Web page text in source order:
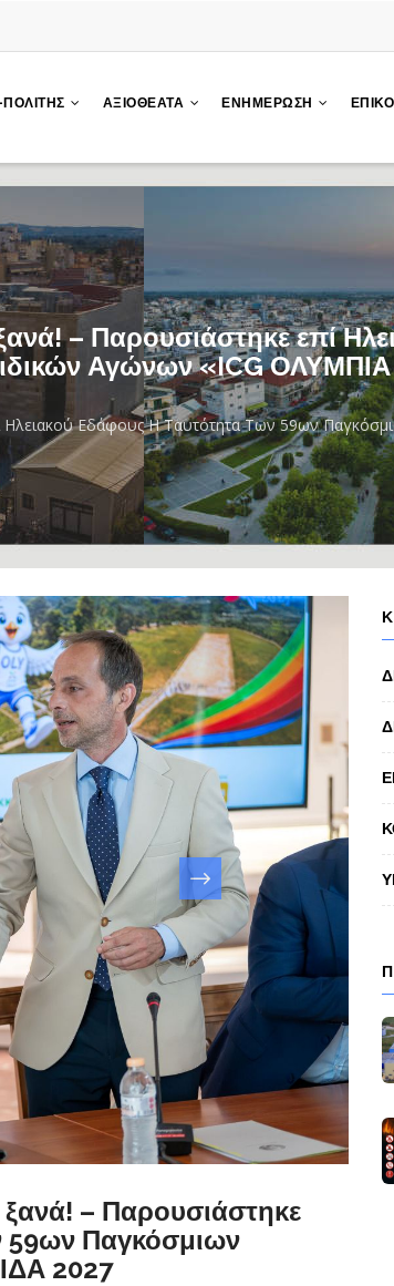
ΑΞΙΟΘΕΑΤΑ ΕΝΗΜΕΡΩΣΗ
– Παρουσιάστηκε επί
Αγώνων «ICG
Ηλειακού Εδάφους Η Ταυτότητα Των 59ων
ξανά! – Παρουσιάστηκε
59ων Παγκόσμιων
2027